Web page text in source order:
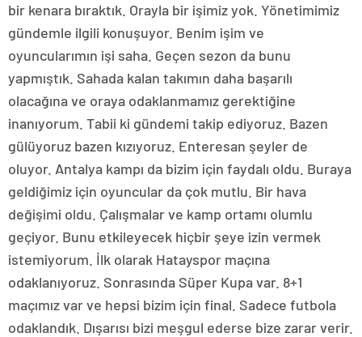
bir kenara bıraktık. Orayla bir işimiz yok. Yönetimimiz
gündemle ilgili konuşuyor. Benim işim ve
oyuncularımın işi saha. Geçen sezon da bunu
yapmıştık. Sahada kalan takımın daha başarılı
olacağına ve oraya odaklanmamız gerektiğine
inanıyorum. Tabii ki gündemi takip ediyoruz. Bazen
gülüyoruz bazen kızıyoruz. Enteresan şeyler de
oluyor. Antalya kampı da bizim için faydalı oldu. Buraya
geldiğimiz için oyuncular da çok mutlu. Bir hava
değişimi oldu. Çalışmalar ve kamp ortamı olumlu
geçiyor. Bunu etkileyecek hiçbir şeye izin vermek
istemiyorum. İlk olarak Hatayspor maçına
odaklanıyoruz. Sonrasında Süper Kupa var. 8+1
maçımız var ve hepsi bizim için final. Sadece futbola
odaklandık. Dışarısı bizi meşgul ederse bize zarar verir.